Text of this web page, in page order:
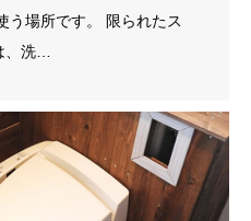
う場所です。 限られたス
、洗…